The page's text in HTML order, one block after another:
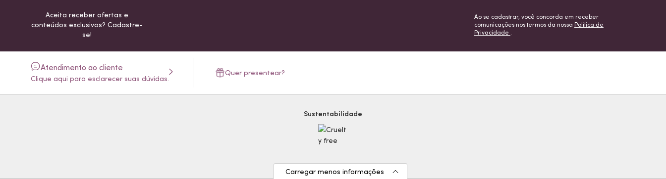
Aceita receber ofertas e
conteúdos exclusivos? Cadastre-
se!
Ao se cadastrar, você concorda em receber
comunicações nos termos da nossa Política de
Privacidade .
Atendimento ao cliente
Clique aqui para esclarecer suas dúvidas.
Quer presentear?
Sustentabilidade
Carregar menos informações